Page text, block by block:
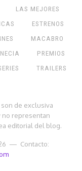
LAS MEJORES
ESTRENOS
MACABRO
PREMIOS
TRAILERS
de exclusiva
no representan
editorial del blog.
— Contacto: